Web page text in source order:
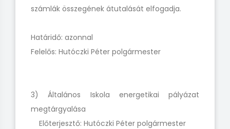
számlák összegének átutalását elfogadja.
Határidő: azonnal
Felelős: Hutóczki Péter polgármester
3) Általános Iskola energetikai pályázat
megtárgyalása
Előterjesztő: Hutóczki Péter polgármester